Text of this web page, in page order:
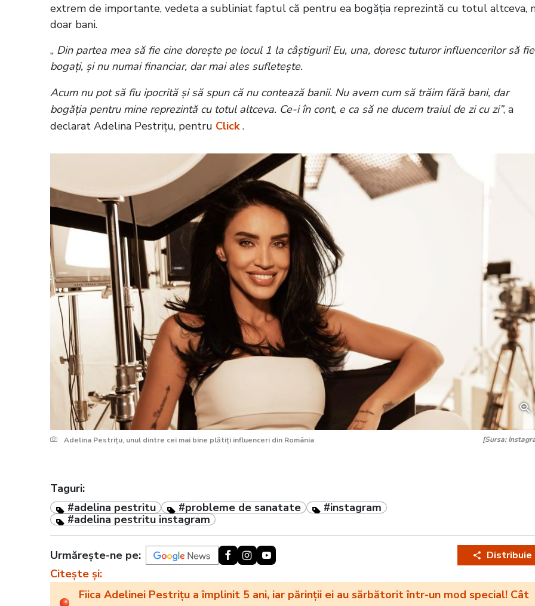
extrem de importante, vedeta a subliniat faptul că pentru ea bogăția reprezintă cu totul altceva,
doar bani.
„ Din partea mea să fie cine dorește pe locul 1 la câștiguri! Eu, una, doresc tuturor influencerilor să fie
bogați, și nu numai financiar, dar mai ales sufletește.
Acum nu pot să fiu ipocrită și să spun că nu contează banii. Nu avem cum să trăim fără bani, dar
bogăția pentru mine reprezintă cu totul altceva. Ce-i în cont, e ca să ne ducem traiul de zi cu zi”, a
declarat Adelina Pestrițu, pentru Click.
Adelina Pestrițu, unul dintre cei mai bine plătiți influenceri din România [Sursa:
Taguri:
#adelina pestritu
#probleme de sanatate
#instagram
#adelina pestritu instagram
Urmărește-ne pe: Distribuie
Citește și:
Fiica Adelinei Pestrițu a împlinit 5 ani, iar părinții ei au sărbătorit într-un mod special! Cât